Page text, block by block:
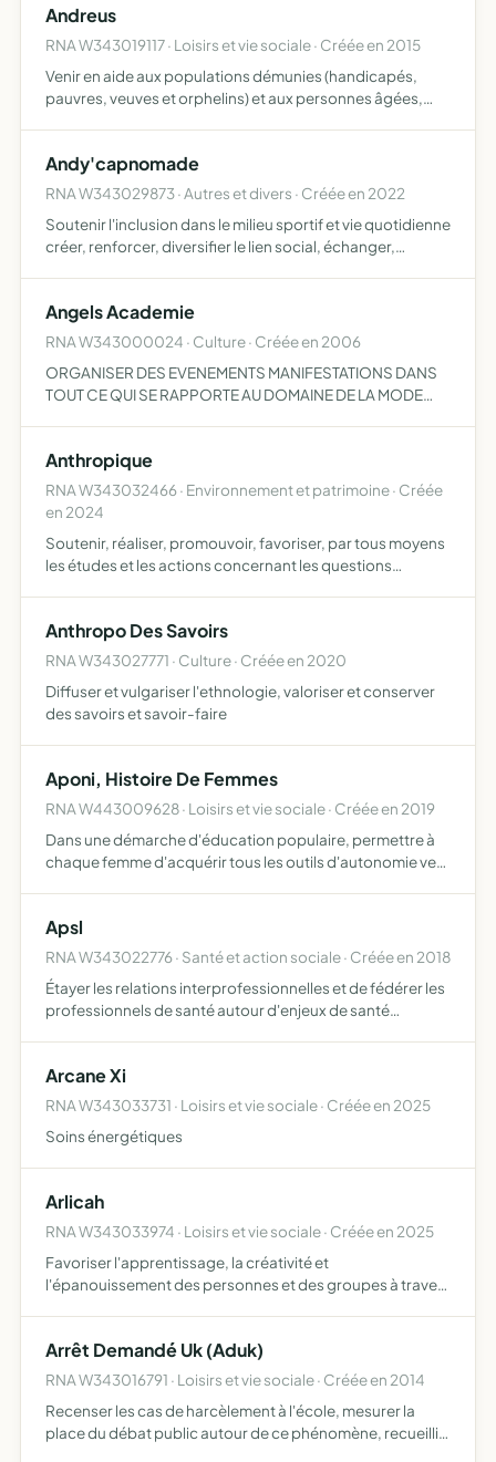
Andreus
RNA W343019117 · Loisirs et vie sociale · Créée en 2015
Venir en aide aux populations démunies (handicapés,
pauvres, veuves et orphelins) et aux personnes âgées,
ressources…
Andy'capnomade
RNA W343029873 · Autres et divers · Créée en 2022
Soutenir l'inclusion dans le milieu sportif et vie quotidienne
créer, renforcer, diversifier le lien social, échanger,
Angels Academie
RNA W343000024 · Culture · Créée en 2006
ORGANISER DES EVENEMENTS MANIFESTATIONS DANS
TOUT CE QUI SE RAPPORTE AU DOMAINE DE LA MODE
POUR LEUR PERMETTRE D ACQUERIR DES BASE…
Anthropique
RNA W343032466 · Environnement et patrimoine · Créée
en 2024
Soutenir, réaliser, promouvoir, favoriser, par tous moyens
les études et les actions concernant les questions
d'act…
Anthropo Des Savoirs
RNA W343027771 · Culture · Créée en 2020
Diffuser et vulgariser l'ethnologie, valoriser et conserver
des savoirs et savoir-faire
Aponi, Histoire De Femmes
RNA W443009628 · Loisirs et vie sociale · Créée en 2019
Dans une démarche d'éducation populaire, permettre à
chaque femme d'acquérir tous les outils d'autonomie vers
femme, …
Apsl
RNA W343022776 · Santé et action sociale · Créée en 2018
Étayer les relations interprofessionnelles et de fédérer les
professionnels de santé autour d'enjeux de santé
Arcane Xi
RNA W343033731 · Loisirs et vie sociale · Créée en 2025
Soins énergétiques
Arlicah
RNA W343033974 · Loisirs et vie sociale · Créée en 2025
Favoriser l'apprentissage, la créativité et
l'épanouissement des personnes et des groupes à travers
Arrêt Demandé Uk (Aduk)
RNA W343016791 · Loisirs et vie sociale · Créée en 2014
Recenser les cas de harcèlement à l'école, mesurer la
place du débat public autour de ce phénomène, recueillir